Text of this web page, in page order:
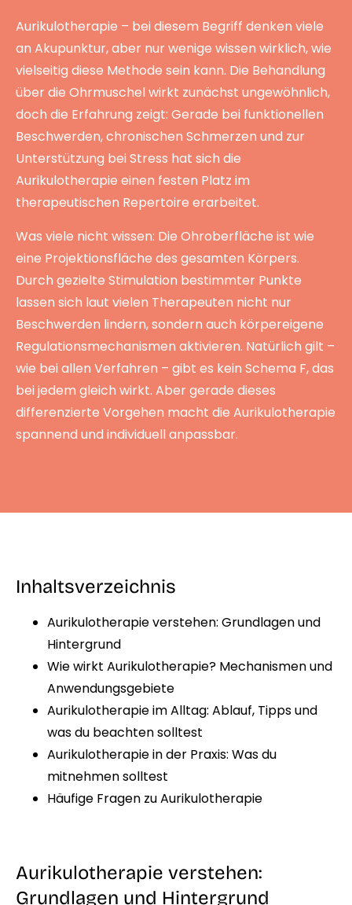
Aurikulotherapie – bei diesem Begriff denken viele
an Akupunktur, aber nur wenige wissen wirklich, wie
vielseitig diese Methode sein kann. Die Behandlung
über die Ohrmuschel wirkt zunächst ungewöhnlich,
doch die Erfahrung zeigt: Gerade bei funktionellen
Beschwerden, chronischen Schmerzen und zur
Unterstützung bei Stress hat sich die
Aurikulotherapie einen festen Platz im
therapeutischen Repertoire erarbeitet.
Was viele nicht wissen: Die Ohroberfläche ist wie
eine Projektionsfläche des gesamten Körpers.
Durch gezielte Stimulation bestimmter Punkte
lassen sich laut vielen Therapeuten nicht nur
Beschwerden lindern, sondern auch körpereigene
Regulationsmechanismen aktivieren. Natürlich gilt –
wie bei allen Verfahren – gibt es kein Schema F, das
bei jedem gleich wirkt. Aber gerade dieses
differenzierte Vorgehen macht die Aurikulotherapie
spannend und individuell anpassbar.
Inhaltsverzeichnis
Aurikulotherapie verstehen: Grundlagen und
Hintergrund
Wie wirkt Aurikulotherapie? Mechanismen und
Anwendungsgebiete
Aurikulotherapie im Alltag: Ablauf, Tipps und
was du beachten solltest
Aurikulotherapie in der Praxis: Was du
mitnehmen solltest
Häufige Fragen zu Aurikulotherapie
Aurikulotherapie verstehen:
Grundlagen und Hintergrund